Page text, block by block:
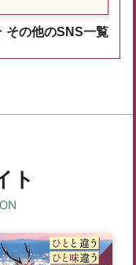
その他のSNS一覧
ト